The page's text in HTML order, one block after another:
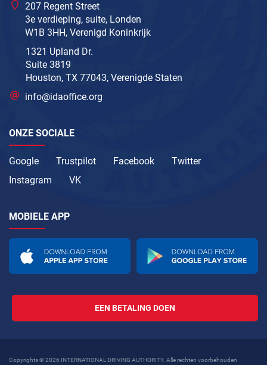
207 Regent Street
3e verdieping, suite, Londen
W1B 3HH, Verenigd Koninkrijk
1321 Upland Dr.
Suite 3819
Houston, TX 77043, Verenigde Staten
info@idaoffice.org
ONZE SOCIALE
Google Trustpilot Facebook
Twitter
Instagram
VK
MOBIELE APP
EEN BETALING DOEN
Copyrights © 2026 INTERNATIONAL DRIVING AUTHORITY. Alle rechten voorbehouden